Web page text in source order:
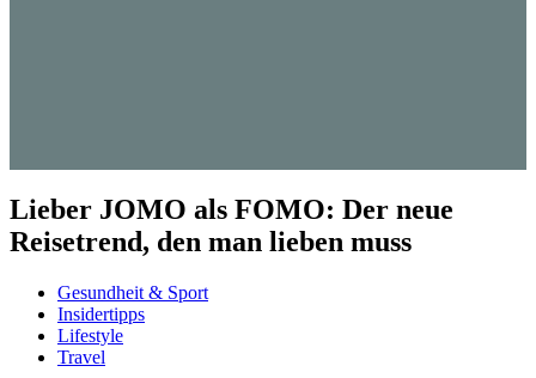
Lieber JOMO als FOMO: Der neue
Reisetrend, den man lieben muss
Gesundheit & Sport
Insidertipps
Lifestyle
Travel